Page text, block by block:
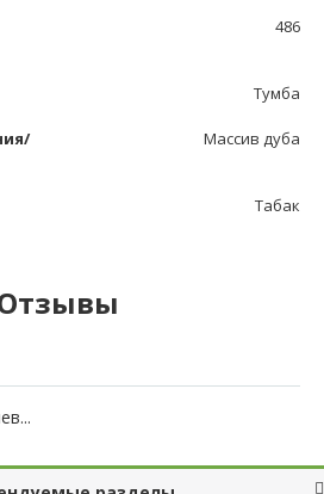
486
Тумба
Массив дуба
Табак